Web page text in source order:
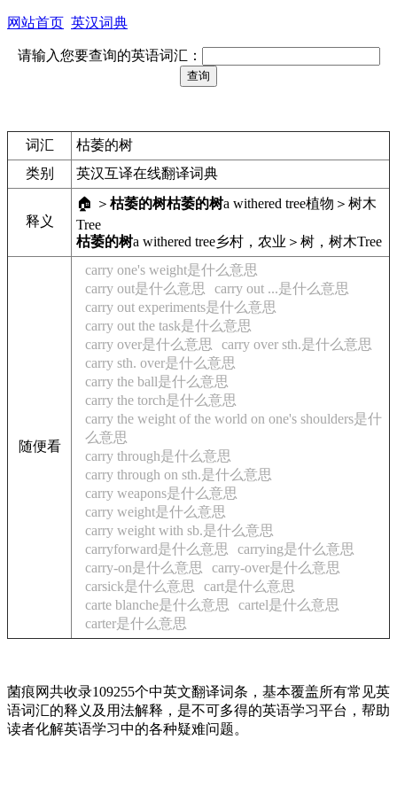
网站首页 英汉词典
请输入您要查询的英语词汇：
词汇
枯萎的树
类别
英汉互译在线翻译词典
释义
🏠 ＞ 枯萎的树枯萎的树a withered tree植物＞树木
Tree
枯萎的树a withered tree乡村，农业＞树，树木Tree
随便看
carry one's weight是什么意思
carry out是什么意思
carry out ...是什么意思
carry out experiments是什么意思
carry out the task是什么意思
carry over是什么意思
carry over sth.是什么意思
carry sth. over是什么意思
carry the ball是什么意思
carry the torch是什么意思
carry the weight of the world on one's shoulders是什
么意思
carry through是什么意思
carry through on sth.是什么意思
carry weapons是什么意思
carry weight是什么意思
carry weight with sb.是什么意思
carryforward是什么意思
carrying是什么意思
carry-on是什么意思
carry-over是什么意思
carsick是什么意思
cart是什么意思
carte blanche是什么意思
cartel是什么意思
carter是什么意思
菌痕网共收录109255个中英文翻译词条，基本覆盖所有常见英
语词汇的释义及用法解释，是不可多得的英语学习平台，帮助
读者化解英语学习中的各种疑难问题。